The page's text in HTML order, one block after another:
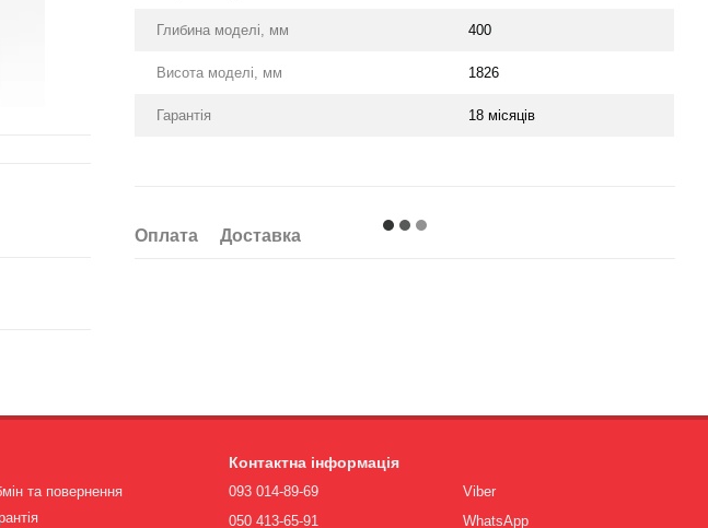
Глибина моделі, мм 400
Висота моделі, мм 1826
Гарантія 18 місяців
Оплата Доставка
та повернення
Контактна інформація
093 014-89-69
050 413-65-91
Viber
WhatsApp